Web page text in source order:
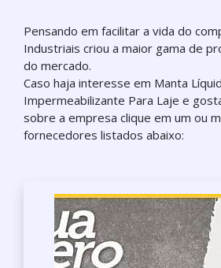
Pensando em facilitar a vida do
Industriais criou a maior gama de
do mercado.
Caso haja interesse em Manta
Impermeabilizante Para Laje e
sobre a empresa clique em um ou
fornecedores listados abaixo: